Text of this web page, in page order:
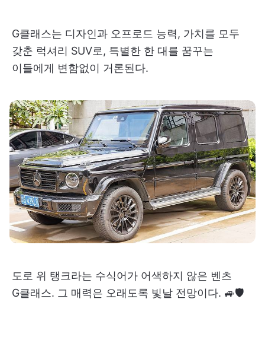
G클래스는 디자인과 오프로드 능력, 가치를 모두
갖춘 럭셔리 SUV로, 특별한 한 대를 꿈꾸는
이들에게 변함없이 거론된다.
도로 위 탱크라는 수식어가 어색하지 않은 벤츠
G클래스. 그 매력은 오래도록 빛날 전망이다. 🚙🛡️